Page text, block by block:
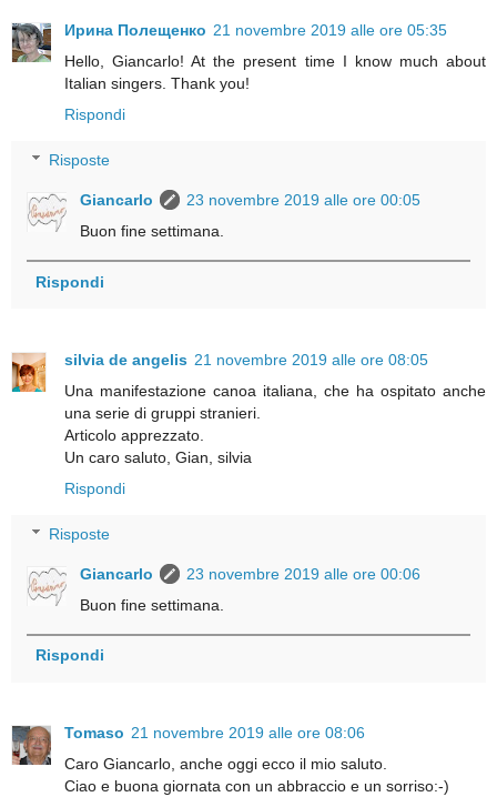
Ирина Полещенко 21 novembre 2019 alle ore 05:35
Hello, Giancarlo! At the present time I know much about
Italian singers. Thank you!
Rispondi
Risposte
Giancarlo
23 novembre 2019 alle ore 00:05
Buon fine settimana.
Rispondi
silvia de angelis 21 novembre 2019 alle ore 08:05
Una manifestazione canoa italiana, che ha ospitato anche
una serie di gruppi stranieri.
Articolo apprezzato.
Un caro saluto, Gian, silvia
Rispondi
Risposte
Giancarlo
23 novembre 2019 alle ore 00:06
Buon fine settimana.
Rispondi
Tomaso 21 novembre 2019 alle ore 08:06
Caro Giancarlo, anche oggi ecco il mio saluto.
Ciao e buona giornata con un abbraccio e un sorriso:-)